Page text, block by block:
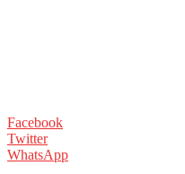
Facebook
Twitter
WhatsApp